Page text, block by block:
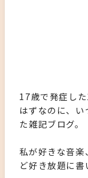
17歳で発症し
はずなのに、い
た雑記ブログ。
私が好きな音
ど好き放題に